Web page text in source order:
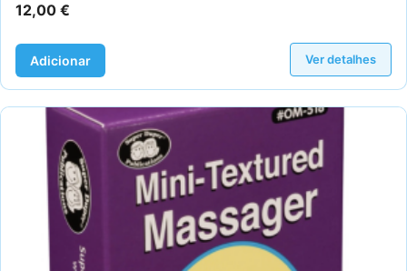
12,00 €
Adicionar Ver detalhes